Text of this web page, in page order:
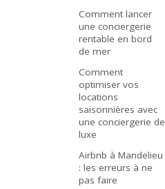
Comment lancer
une conciergerie
rentable en bord
de mer
Comment
optimiser vos
locations
saisonnières avec
une conciergerie de
luxe
Airbnb à Mandelieu
: les erreurs à ne
pas faire